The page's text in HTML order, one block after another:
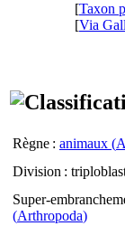
[Taxon
[Via
Règne : animaux (
Division :
Super-
(Arthropoda)